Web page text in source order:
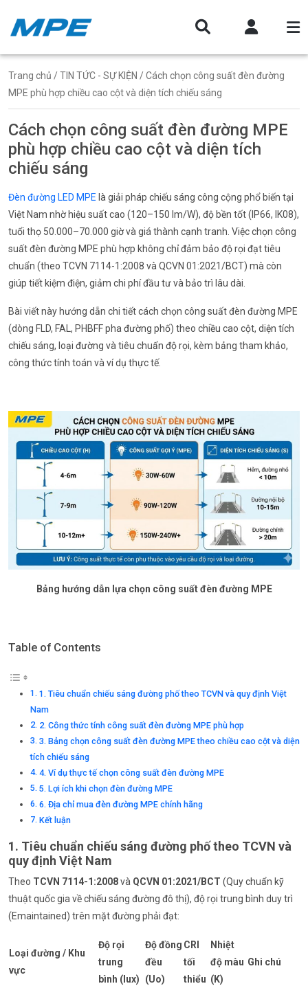
Trang chủ /TIN TỨC - SỰ KIỆN / Cách chọn công suất đèn đường
MPE phù hợp chiều cao cột và diện tích chiếu sáng
Cách chọn công suất đèn đường MPE
phù hợp chiều cao cột và diện tích
chiếu sáng
Đèn đường LED MPE là giải pháp chiếu sáng công cộng phổ biến tại
Việt Nam nhờ hiệu suất cao (120–150 lm/W), độ bền tốt (IP66, IK08),
tuổi thọ 50.000–70.000 giờ và giá thành cạnh tranh. Việc chọn công
suất đèn đường MPE phù hợp không chỉ đảm bảo độ rọi đạt tiêu
chuẩn (theo TCVN 7114-1:2008 và QCVN 01:2021/BCT) mà còn
giúp tiết kiệm điện, giảm chi phí đầu tư và bảo trì lâu dài.
Bài viết này hướng dẫn chi tiết cách chọn công suất đèn đường MPE
(dòng FLD, FAL, PHBFF pha đường phố) theo chiều cao cột, diện tích
chiếu sáng, loại đường và tiêu chuẩn độ rọi, kèm bảng tham khảo,
công thức tính toán và ví dụ thực tế.
Bảng hướng dẫn lựa chọn công suất đèn đường MPE
Table of Contents
1. Tiêu chuẩn chiếu sáng đường phố theo TCVN và quy định Việt
Nam
2. Công thức tính công suất đèn đường MPE phù hợp
3. Bảng chọn công suất đèn đường MPE theo chiều cao cột và diện
tích chiếu sáng
4. Ví dụ thực tế chọn công suất đèn đường MPE
5. Lợi ích khi chọn đèn đường MPE
6. Địa chỉ mua đèn đường MPE chính hãng
Kết luận
1. Tiêu chuẩn chiếu sáng đường phố theo TCVN và
quy định Việt Nam
Theo TCVN 7114-1:2008và QCVN 01:2021/BCT (Quy chuẩn kỹ
thuật quốc gia về chiếu sáng đường đô thị), độ rọi trung bình duy trì
(Emaintained) trên mặt đường phải đạt:
Loại đường / Khu
vực
Độ rọi
trung
bình (lux)
Độ đồng
đều
(Uo)
CRI
tối
thiểu
Nhiệt
độ màu
(K)
Ghi chú